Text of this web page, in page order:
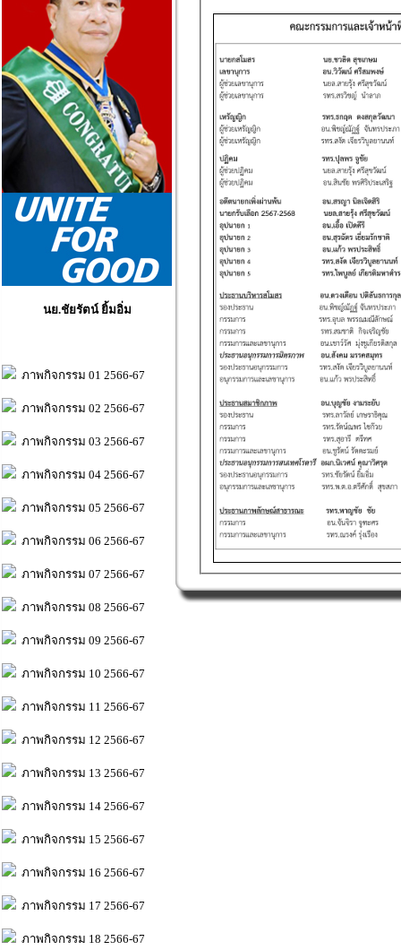
นย.ชัยรัตน์ ยิ้มอิ่ม
ภาพกิจกรรม 01 2566-67
ภาพกิจกรรม 02 2566-67
ภาพกิจกรรม 03 2566-67
ภาพกิจกรรม 04 2566-67
ภาพกิจกรรม 05 2566-67
ภาพกิจกรรม 06 2566-67
ภาพกิจกรรม 07 2566-67
ภาพกิจกรรม 08 2566-67
ภาพกิจกรรม 09 2566-67
ภาพกิจกรรม 10 2566-67
ภาพกิจกรรม 11 2566-67
ภาพกิจกรรม 12 2566-67
ภาพกิจกรรม 13 2566-67
ภาพกิจกรรม 14 2566-67
ภาพกิจกรรม 15 2566-67
ภาพกิจกรรม 16 2566-67
ภาพกิจกรรม 17 2566-67
ภาพกิจกรรม 18 2566-67